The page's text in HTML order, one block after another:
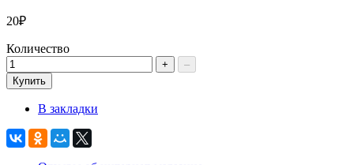
20₽
Количество
+
–
Купить
В закладки